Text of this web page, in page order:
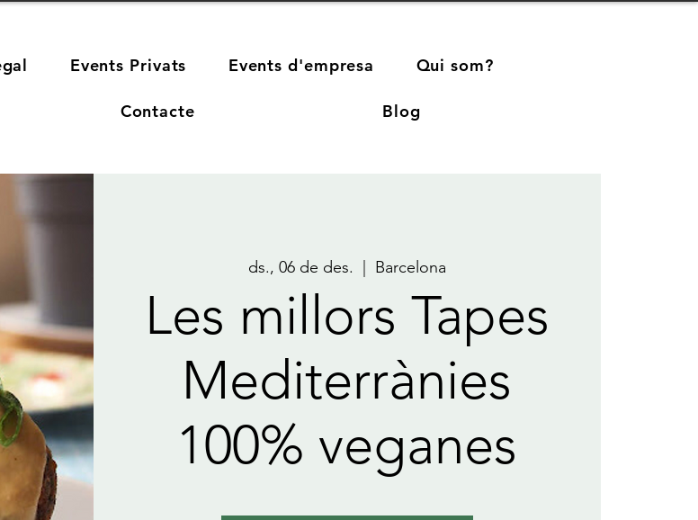
Events Privats Events d'empresa Qui som?
Contacte Blog
ds., 06 de des. Barcelona
Les millors Tapes
Mediterrànies
100% veganes